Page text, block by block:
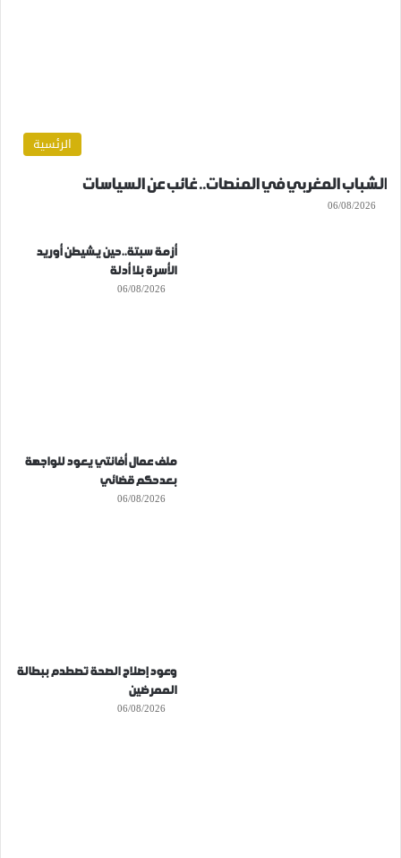
الرئسية
الشباب المغربي في المنصات.. غائب عن السياسات
06/08/2026
أزمة سبتة..حين يشيطن أوريد
الأسرة بلا أدلة
06/08/2026
ملف عمال أفانتي يعود للواجهة
بعدحكم قضائي
06/08/2026
وعود إصلاح الصحة تصطدم ببطالة
الممرضين
06/08/2026